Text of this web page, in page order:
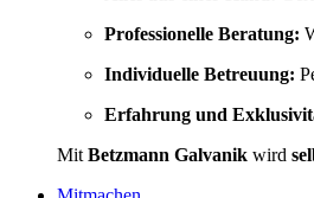
Professionelle Beratung:
Individuelle Betreuung:
Erfahrung und
Mit Betzmann Galvanik wird